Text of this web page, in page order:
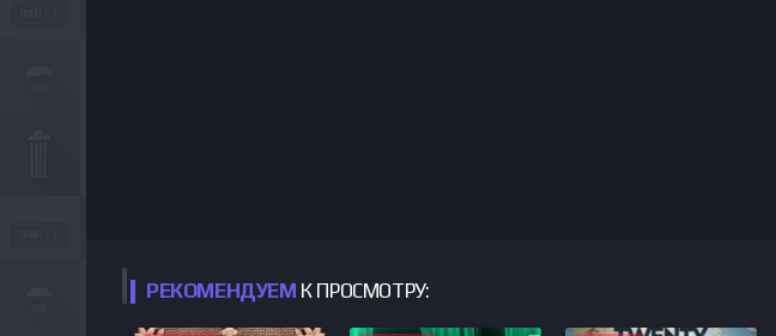
РЕКОМЕНДУЕМ К ПРОСМОТРУ: